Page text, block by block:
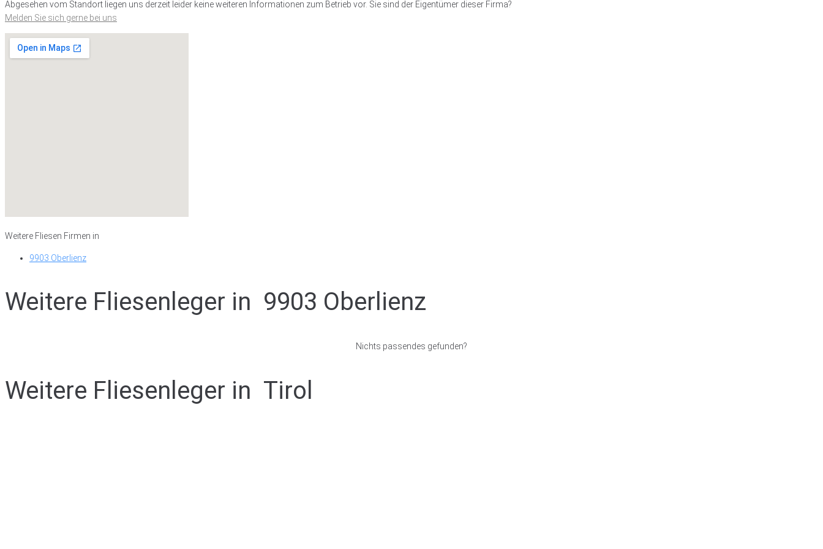
Abgesehen vom Standort liegen uns derzeit leider keine weiteren Informationen zum Betrieb vor. Sie sind der Eigentümer dieser Firma?
Melden Sie sich gerne bei uns
Weitere Fliesen Firmen in
9903 Oberlienz
Weitere Fliesenleger in 9903 Oberlienz
Nichts passendes gefunden?
Weitere Fliesenleger in Tirol